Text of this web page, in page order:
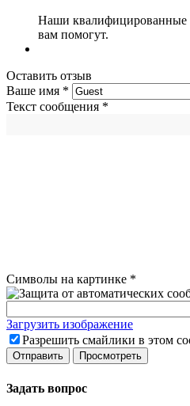
Наши квалифицированные
вам помогут.
Оставить отзыв
Ваше имя *
Текст сообщения *
Символы на картинке *
Загрузить изображение
Разрешить смайлики в этом
Задать вопрос